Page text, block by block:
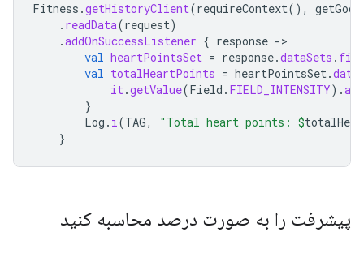
Fitness .getHistoryClient(requireContext(),
. readData(request)
.addOnSuccessListener { response -
val heartPointsSet = response.dataSets .
val totalHeartPoints = heartPointsSet.
it.getValue(Field . FIELD_INTENSITY).
}
Log . i(TAG, "Total heart points: $
}
پیشرفت را به صورت درصد محاسبه کنید